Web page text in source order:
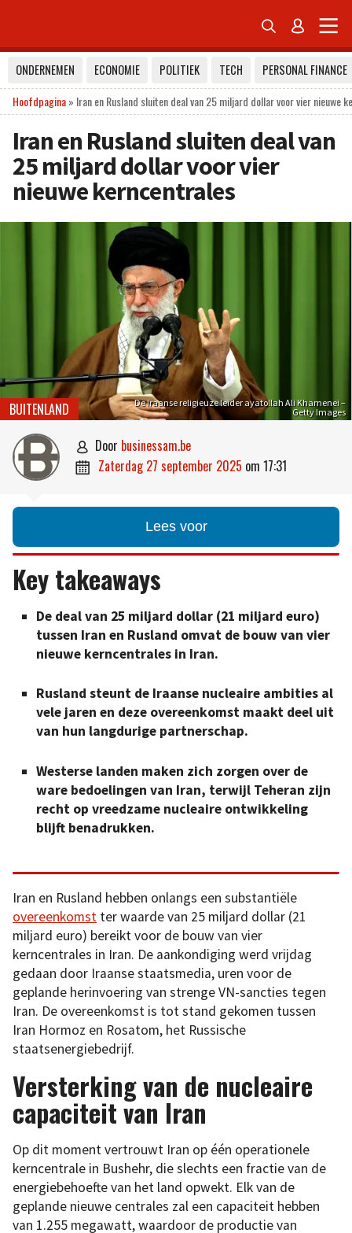
 
ONDERNEMEN ECONOMIE POLITIEK TECH
PERSONAL FINANCE
Hoofdpagina» Iran en Rusland sluiten deal van 25 miljard dollar voor vier nieuwe
Iran en Rusland sluiten deal van
25 miljard dollar voor vier
nieuwe kerncentrales
De Iraanse religieuze leider ayatollah Ali Khamenei –
Getty Images
BUITENLAND
 door businessam.be
 zaterdag 27 september 2025 om 17:31
Lees voor
Key takeaways
De deal van 25 miljard dollar (21 miljard euro)
tussen Iran en Rusland omvat de bouw van vier
nieuwe kerncentrales in Iran.
Rusland steunt de Iraanse nucleaire ambities al
vele jaren en deze overeenkomst maakt deel uit
van hun langdurige partnerschap.
Westerse landen maken zich zorgen over de
ware bedoelingen van Iran, terwijl Teheran zijn
recht op vreedzame nucleaire ontwikkeling
blijft benadrukken.
Iran en Rusland hebben onlangs een substantiële
overeenkomst ter waarde van 25 miljard dollar (21
miljard euro) bereikt voor de bouw van vier
kerncentrales in Iran. De aankondiging werd vrijdag
gedaan door Iraanse staatsmedia, uren voor de
geplande herinvoering van strenge VN-sancties tegen
Iran. De overeenkomst is tot stand gekomen tussen
Iran Hormoz en Rosatom, het Russische
staatsenergiebedrijf.
Versterking van de nucleaire
capaciteit van Iran
Op dit moment vertrouwt Iran op één operationele
kerncentrale in Bushehr, die slechts een fractie van de
energiebehoefte van het land opwekt. Elk van de
geplande nieuwe centrales zal een capaciteit hebben
van 1.255 megawatt, waardoor de productie van